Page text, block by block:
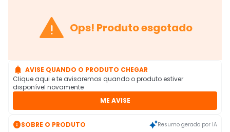
 Ops! Produto esgotado
 AVISE QUANDO O PRODUTO CHEGAR
Clique aqui e te avisaremos quando o produto estiver
disponível novamente
ME AVISE
SOBRE O PRODUTO Resumo gerado por IA